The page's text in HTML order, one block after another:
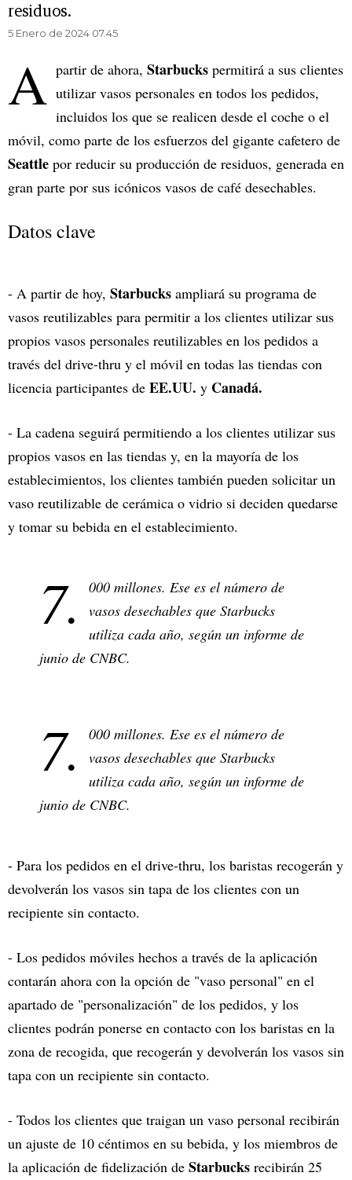
residuos.
5 Enero de 2024 07.45
A partir de ahora, Starbucks permitirá a sus clientes
utilizar vasos personales en todos los pedidos,
incluidos los que se realicen desde el coche o el
móvil, como parte de los esfuerzos del gigante cafetero de
Seattle por reducir su producción de residuos, generada en
gran parte por sus icónicos vasos de café desechables.
Datos clave
- A partir de hoy, Starbucks ampliará su programa de
vasos reutilizables para permitir a los clientes utilizar sus
propios vasos personales reutilizables en los pedidos a
través del drive-thru y el móvil en todas las tiendas con
licencia participantes de EE.UU. y Canadá.
- La cadena seguirá permitiendo a los clientes utilizar sus
propios vasos en las tiendas y, en la mayoría de los
establecimientos, los clientes también pueden solicitar un
vaso reutilizable de cerámica o vidrio si deciden quedarse
y tomar su bebida en el establecimiento.
7.
000 millones. Ese es el número de
vasos desechables que Starbucks
utiliza cada año, según un informe de
junio de CNBC.
7.
000 millones. Ese es el número de
vasos desechables que Starbucks
utiliza cada año, según un informe de
junio de CNBC.
- Para los pedidos en el drive-thru, los baristas recogerán y
devolverán los vasos sin tapa de los clientes con un
recipiente sin contacto.
- Los pedidos móviles hechos a través de la aplicación
contarán ahora con la opción de "vaso personal" en el
apartado de "personalización" de los pedidos, y los
clientes podrán ponerse en contacto con los baristas en la
zona de recogida, que recogerán y devolverán los vasos sin
tapa con un recipiente sin contacto.
- Todos los clientes que traigan un vaso personal recibirán
un ajuste de 10 céntimos en su bebida, y los miembros de
la aplicación de fidelización de Starbucks recibirán 25